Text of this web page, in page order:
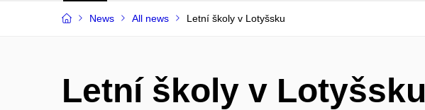
News All news Letní školy v Lotyšsku
Letní školy v Lotyšsku